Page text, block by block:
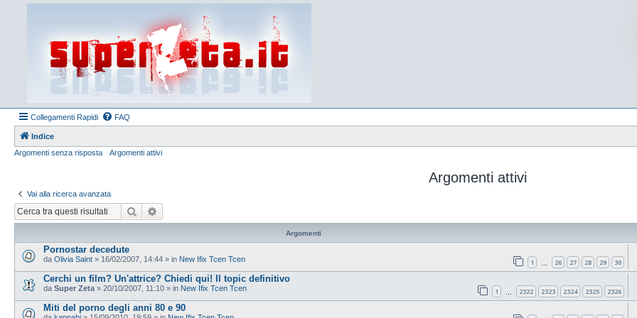
Collegamenti Rapidi FAQ
Indice
Argomenti senza risposta
Argomenti attivi
Argomenti attivi
Vai alla ricerca avanzata
Cerca
Argomenti
Pornostar decedute
da Olivia Saint » 16/02/2007, 14:44 » in New Ifix Tcen Tcen 1 26 27 28 29 30
Cerchi un film? Un'attrice? Chiedi qui! Il topic definitivo
da Super Zeta » 20/10/2007, 11:10 » in New Ifix Tcen Tcen 1 2322 2323 2324 2325 2326
Miti del porno degli anni 80 e 90